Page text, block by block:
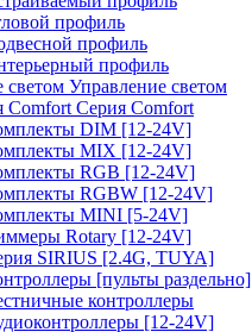
профиль
профиль
профиль
Управление светом
Серия Comfort
DIM [12-24V]
MIX [12-24V]
RGB [12-24V]
RGBW [12-24V]
MINI [5-24V]
Rotary [12-24V]
SIRIUS [2.4G, TUYA]
[пульты раздельно]
контроллеры
[12-24V]